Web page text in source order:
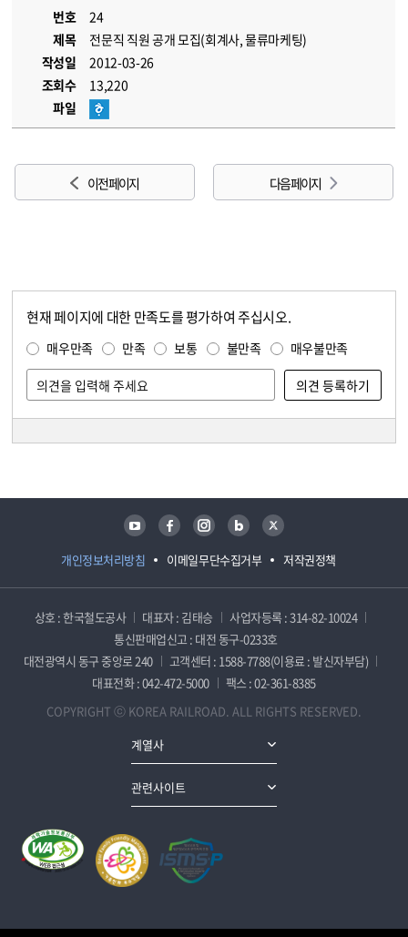
번호
24
제목
전문직 직원 공개 모집(회계사, 물류마케팅)
작성일
2012-03-26
조회수
13,220
파일
이전 페이지 다음 페이지
현재 페이지에 대한 만족도를 평가하여 주십시오.
매우만족 만족 보통 불만족 매우불만족
개인정보처리방침 이메일무단수집거부 저작권정책
유튜브 페이스북 인스타그램 블로그 트위터
상호 : 한국철도공사 대표자 : 김태승
사업자등록 : 314-82-10024
통신판매업신고 : 대전 동구-0233호
대전광역시 동구 중앙로 240
고객센터 : 1588-7788(이용료 : 발신자부담)
대표전화 : 042-472-5000
팩스 : 02-361-8385
COPYRIGHT ⓒ KOREA RAILROAD. ALL RIGHTS RESERVED.
계열사
관련사이트